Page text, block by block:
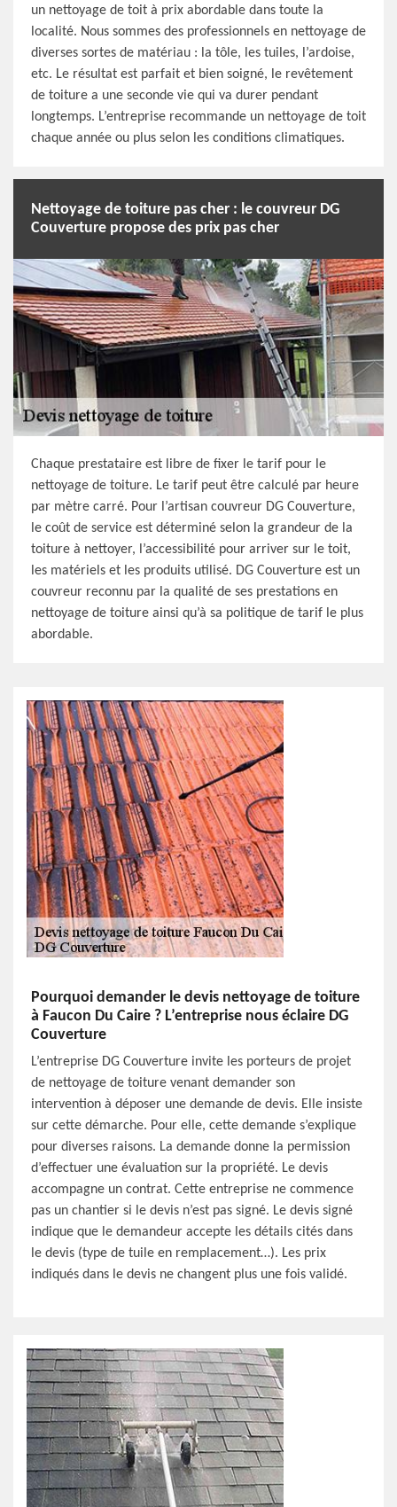
un nettoyage de toit à prix abordable dans toute la
localité. Nous sommes des professionnels en nettoyage de
diverses sortes de matériau : la tôle, les tuiles, l’ardoise,
etc. Le résultat est parfait et bien soigné, le revêtement
de toiture a une seconde vie qui va durer pendant
longtemps. L’entreprise recommande un nettoyage de toit
chaque année ou plus selon les conditions climatiques.
Nettoyage de toiture pas cher : le couvreur DG
Couverture propose des prix pas cher
Chaque prestataire est libre de fixer le tarif pour le
nettoyage de toiture. Le tarif peut être calculé par heure
par mètre carré. Pour l’artisan couvreur DG Couverture,
le coût de service est déterminé selon la grandeur de la
toiture à nettoyer, l’accessibilité pour arriver sur le toit,
les matériels et les produits utilisé. DG Couverture est un
couvreur reconnu par la qualité de ses prestations en
nettoyage de toiture ainsi qu’à sa politique de tarif le plus
abordable.
Pourquoi demander le devis nettoyage de toiture
à Faucon Du Caire ? L’entreprise nous éclaire DG
Couverture
L’entreprise DG Couverture invite les porteurs de projet
de nettoyage de toiture venant demander son
intervention à déposer une demande de devis. Elle insiste
sur cette démarche. Pour elle, cette demande s’explique
pour diverses raisons. La demande donne la permission
d’effectuer une évaluation sur la propriété. Le devis
accompagne un contrat. Cette entreprise ne commence
pas un chantier si le devis n’est pas signé. Le devis signé
indique que le demandeur accepte les détails cités dans
le devis (type de tuile en remplacement…). Les prix
indiqués dans le devis ne changent plus une fois validé.